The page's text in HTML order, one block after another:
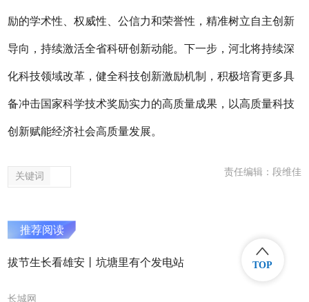
励的学术性、权威性、公信力和荣誉性，精准树立自主创新
导向，持续激活全省科研创新动能。下一步，河北将持续深
化科技领域改革，健全科技创新激励机制，积极培育更多具
备冲击国家科学技术奖励实力的高质量成果，以高质量科技
创新赋能经济社会高质量发展。
关键词 责任编辑：段维佳
推荐阅读
拔节生长看雄安丨坑塘里有个发电站
长城网
TOP